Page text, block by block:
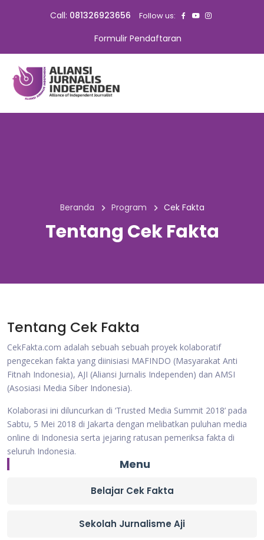
Call: 081326923656 Follow us:
Formulir Pendaftaran
Beranda Program Cek Fakta
Tentang Cek Fakta
Tentang Cek Fakta
CekFakta.com adalah sebuah sebuah proyek kolaboratif
pengecekan fakta yang diinisiasi MAFINDO (Masyarakat Anti
Fitnah Indonesia), AJI (Aliansi Jurnalis Independen) dan AMSI
(Asosiasi Media Siber Indonesia).
Kolaborasi ini diluncurkan di ‘Trusted Media Summit 2018’ pada
Sabtu, 5 Mei 2018 di Jakarta dengan melibatkan puluhan media
online di Indonesia serta jejaring ratusan pemeriksa fakta di
seluruh Indonesia.
Menu
Belajar Cek Fakta
Sekolah Jurnalisme Aji